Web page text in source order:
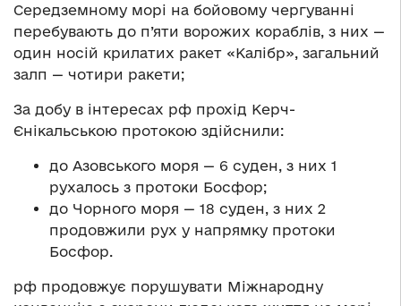
Середземному морі на бойовому чергуванні
перебувають до п’яти ворожих кораблів, з них —
один носій крилатих ракет «Калібр», загальний
залп — чотири ракети;
За добу в інтересах рф прохід Керч-
Єнікальською протокою здійснили:
до Азовського моря — 6 суден, з них 1
рухалось з протоки Босфор;
до Чорного моря — 18 суден, з них 2
продовжили рух у напрямку протоки
Босфор.
рф продовжує порушувати Міжнародну